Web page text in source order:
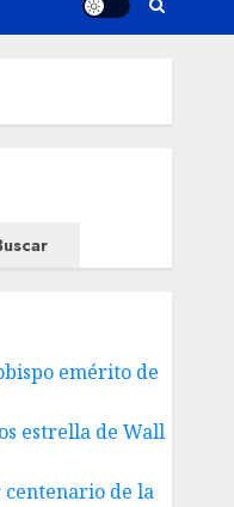
emérito de
estrella de Wall
de la